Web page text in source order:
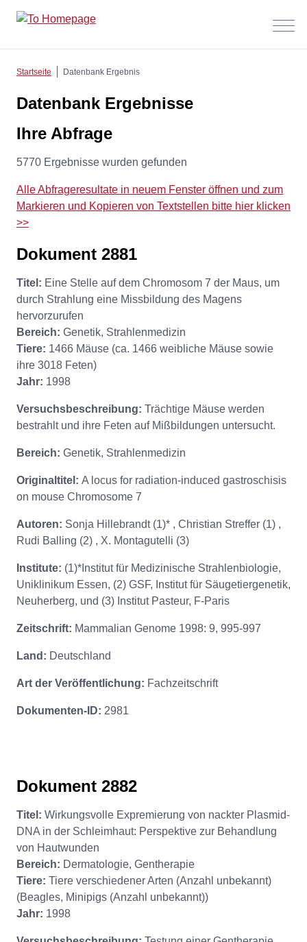
Menü
Startseite Datenbank Ergebnis
Datenbank Ergebnisse
Ihre Abfrage
5770 Ergebnisse wurden gefunden
Alle Abfrageresultate in neuem Fenster öffnen und zum
Markieren und Kopieren von Textstellen bitte hier klicken
>>
Dokument 2881
Titel: Eine Stelle auf dem Chromosom 7 der Maus, um
durch Strahlung eine Missbildung des Magens
hervorzurufen
Bereich: Genetik, Strahlenmedizin
Tiere: 1466 Mäuse (ca. 1466 weibliche Mäuse sowie
ihre 3018 Feten)
Jahr: 1998
Versuchsbeschreibung: Trächtige Mäuse werden
bestrahlt und ihre Feten auf Mißbildungen untersucht.
Bereich: Genetik, Strahlenmedizin
Originaltitel: A locus for radiation-induced gastroschisis
on mouse Chromosome 7
Autoren: Sonja Hillebrandt (1)* , Christian Streffer (1) ,
Rudi Balling (2) , X. Montagutelli (3)
Institute: (1)*Institut für Medizinische Strahlenbiologie,
Uniklinikum Essen, (2) GSF, Institut für Säugetiergenetik,
Neuherberg, und (3) Institut Pasteur, F-Paris
Zeitschrift: Mammalian Genome 1998: 9, 995-997
Land: Deutschland
Art der Veröffentlichung: Fachzeitschrift
Dokumenten-ID: 2981
Dokument 2882
Titel: Wirkungsvolle Expremierung von nackter Plasmid-
DNA in der Schleimhaut: Perspektive zur Behandlung
von Hautwunden
Bereich: Dermatologie, Gentherapie
Tiere: Tiere verschiedener Arten (Anzahl unbekannt)
(Beagles, Minipigs (Anzahl unbekannt))
Jahr: 1998